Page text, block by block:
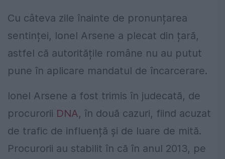
Cu câteva zile înainte de pronunțarea
sentinței, Ionel Arsene a plecat din țară,
astfel că autoritățile române nu au putut
pune în aplicare mandatul de încarcerare.
Ionel Arsene a fost trimis în judecată, de
procurorii DNA, în două cazuri, fiind acuzat
de trafic de influență și de luare de mită.
Procurorii au stabilit în că în anul 2013, pe